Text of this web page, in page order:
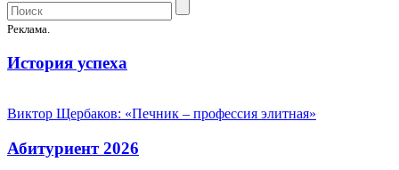
Реклама.
История успеха
Виктор Щербаков: «Печник – профессия элитная»
Абитуриент 2026